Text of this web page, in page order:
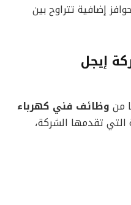
إضافية تتراوح بين
إيجل
من وظائف فني كهرباء
التي تقدمها الشركة،